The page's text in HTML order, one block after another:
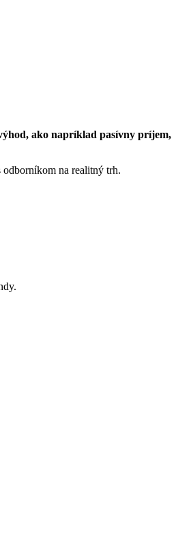
ako napríklad pasívny príjem,
na realitný trh.